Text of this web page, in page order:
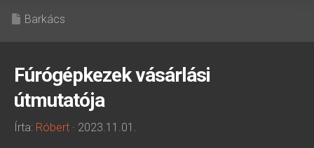
Barkács
Fúrógépkezek vásárlási
útmutatója
Írta: Róbert · 2023.11.01.